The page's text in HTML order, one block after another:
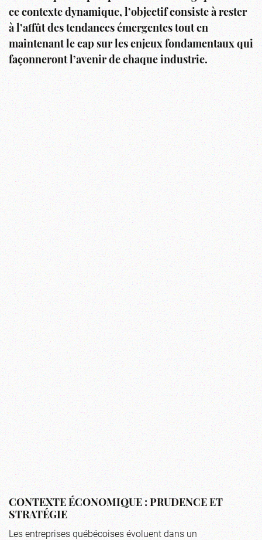
ce contexte dynamique, l’objectif consiste à rester
à l’affût des tendances émergentes tout en
maintenant le cap sur les enjeux fondamentaux qui
façonneront l’avenir de chaque industrie.
CONTEXTE ÉCONOMIQUE : PRUDENCE ET
STRATÉGIE
Les entreprises québécoises évoluent dans un